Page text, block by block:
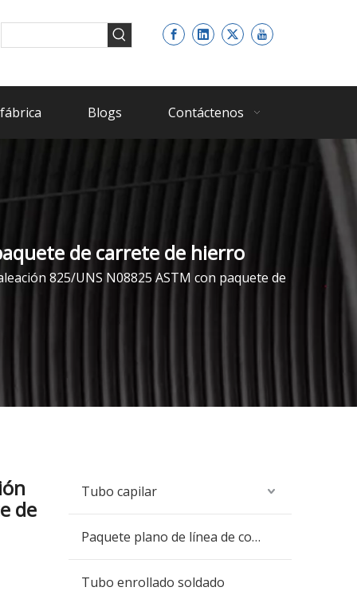
Blogs Contáctenos
de carrete de hierro
825/UNS N08825 ASTM con paquete de
de
Tubo capilar
Paquete plano de línea de control
Tubo enrollado soldado